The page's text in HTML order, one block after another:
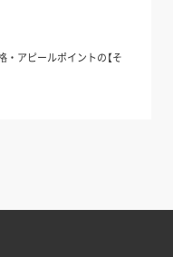
アピールポイントの【そ